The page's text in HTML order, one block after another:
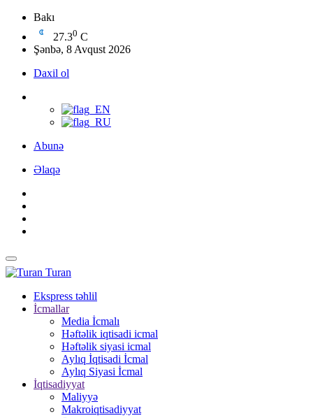
Bakı
27.30 C
Şənbə, 8 Avqust 2026
Daxil ol
Abunə
Əlaqə
Turan
Ekspress təhlil
İcmallar
Media İcmalı
Həftəlik iqtisadi icmal
Həftəlik siyasi icmal
Aylıq İqtisadi İcmal
Aylıq Siyasi İcmal
İqtisadiyyat
Maliyyə
Makroiqtisadiyyat